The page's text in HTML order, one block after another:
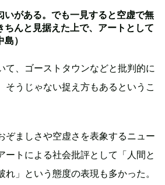
いがある。でも一見すると空虚で無
ちんと見据えた上で、アートとして
）
、ゴーストタウンなどと批判的に
そうじゃない捉え方もあるというこ
ぞましさや空虚さを表象するニュー
ートによる社会批評として「人間と
」という態度の表現も多かった。